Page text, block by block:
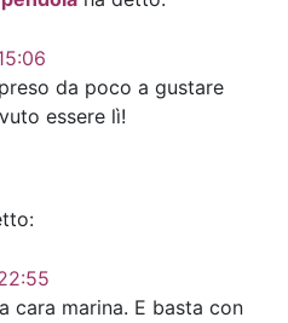
da poco a gustare
essere lì!
cara marina. E basta con